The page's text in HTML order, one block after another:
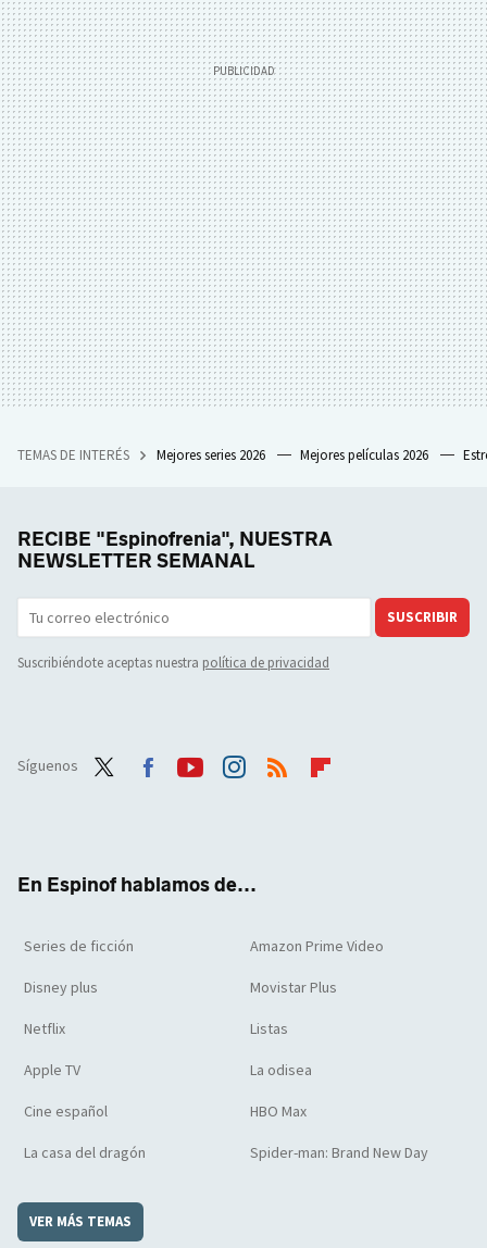
TEMAS DE INTERÉS Mejores series 2026 Mejores películas 2026
RECIBE "Espinofrenia", NUESTRA
NEWSLETTER SEMANAL
SUSCRIBIR
Suscribiéndote aceptas nuestra política de privacidad
Síguenos
En Espinof hablamos de...
Series de ficción Amazon Prime Video
Disney plus Movistar Plus
Netflix Listas
Apple TV La odisea
Cine español HBO Max
La casa del dragón Spider-man: Brand New Day
VER MÁS TEMAS